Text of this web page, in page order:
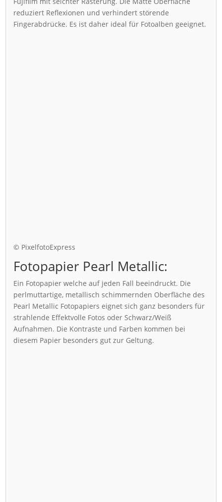
reduziert Reflexionen und verhindert störende
Fingerabdrücke. Es ist daher ideal für Fotoalben geeignet.
© PixelfotoExpress
Fotopapier Pearl Metallic:
Ein Fotopapier welche auf jeden Fall beeindruckt. Die
perlmuttartige, metallisch schimmernden Oberfläche des
Pearl Metallic Fotopapiers eignet sich ganz besonders für
strahlende Effektvolle Fotos oder Schwarz/Weiß
Aufnahmen. Die Kontraste und Farben kommen bei
diesem Papier besonders gut zur Geltung.